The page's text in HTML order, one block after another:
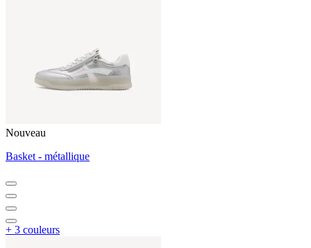
Nouveau
Basket - métallique
+ 3 couleurs